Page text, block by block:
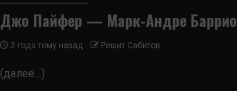
Джо Пайфер — Марк-Андре Баррио
2 года тому назад Решит Сабитов
(далее…)